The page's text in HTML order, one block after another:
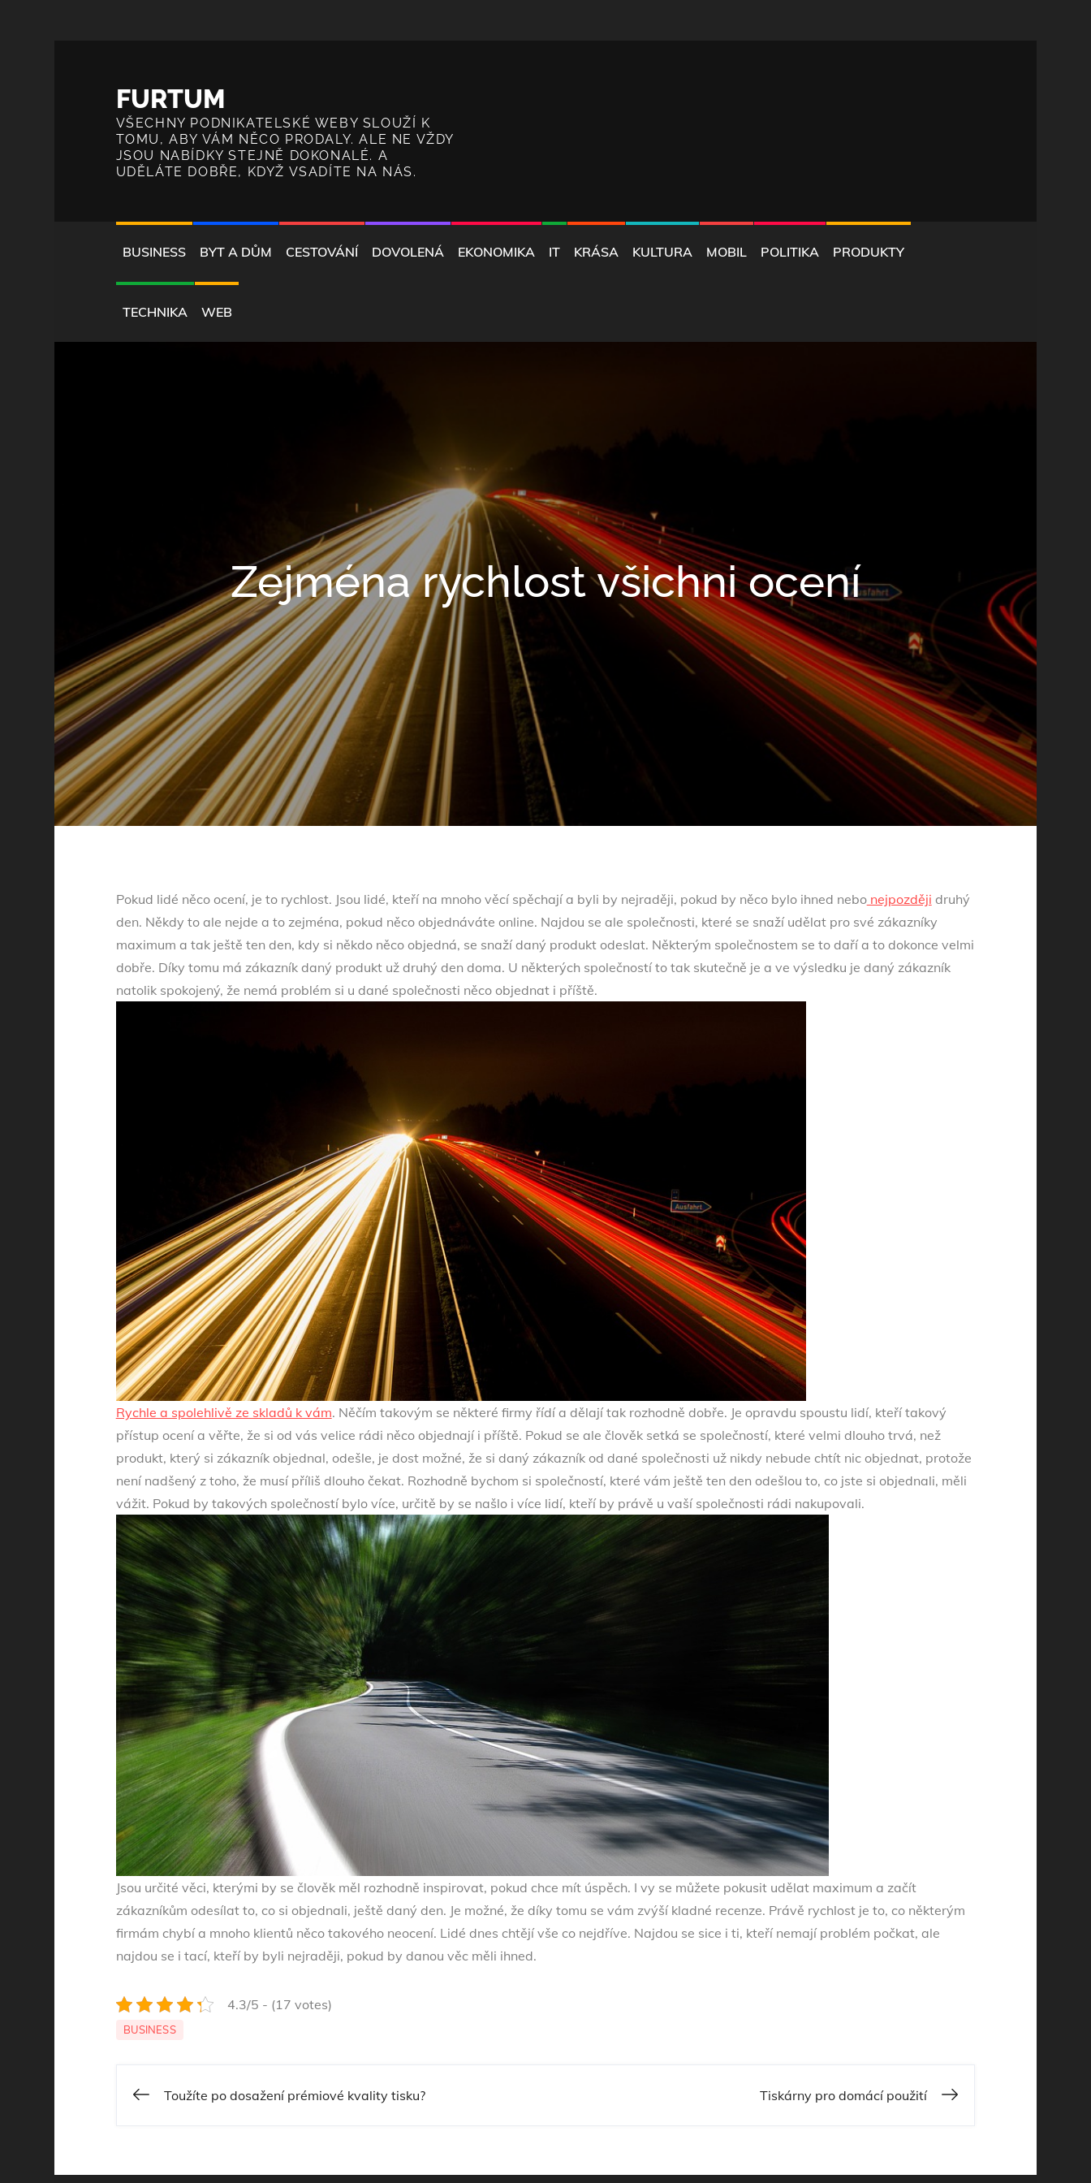
FURTUM
VŠECHNY PODNIKATELSKÉ WEBY SLOUŽÍ K
TOMU, ABY VÁM NĚCO PRODALY. ALE NE VŽDY
JSOU NABÍDKY STEJNĚ DOKONALÉ. A
UDĚLÁTE DOBŘE, KDYŽ VSADÍTE NA NÁS.
BUSINESS BYT A DŮM CESTOVÁNÍ DOVOLENÁ EKONOMIKA IT KRÁSA KULTURA MOBIL POLITIKA PRODUKTY
TECHNIKA WEB
Zejména rychlost všichni ocení
Pokud lidé něco ocení, je to rychlost. Jsou lidé, kteří na mnoho věcí spěchají a byli by nejraději, pokud by něco bylo ihned nebonejpozději druhý
den. Někdy to ale nejde a to zejména, pokud něco objednáváte online. Najdou se ale společnosti, které se snaží udělat pro své zákazníky
maximum a tak ještě ten den, kdy si někdo něco objedná, se snaží daný produkt odeslat. Některým společnostem se to daří a to dokonce velmi
dobře. Díky tomu má zákazník daný produkt už druhý den doma. U některých společností to tak skutečně je a ve výsledku je daný zákazník
natolik spokojený, že nemá problém si u dané společnosti něco objednat i příště.
Rychle a spolehlivě ze skladů k vám. Něčím takovým se některé firmy řídí a dělají tak rozhodně dobře. Je opravdu spoustu lidí, kteří takový
přístup ocení a věřte, že si od vás velice rádi něco objednají i příště. Pokud se ale člověk setká se společností, které velmi dlouho trvá, než
produkt, který si zákazník objednal, odešle, je dost možné, že si daný zákazník od dané společnosti už nikdy nebude chtít nic objednat, protože
není nadšený z toho, že musí příliš dlouho čekat. Rozhodně bychom si společností, které vám ještě ten den odešlou to, co jste si objednali, měli
vážit. Pokud by takových společností bylo více, určitě by se našlo i více lidí, kteří by právě u vaší společnosti rádi nakupovali.
Jsou určité věci, kterými by se člověk měl rozhodně inspirovat, pokud chce mít úspěch. I vy se můžete pokusit udělat maximum a začít
zákazníkům odesílat to, co si objednali, ještě daný den. Je možné, že díky tomu se vám zvýší kladné recenze. Právě rychlost je to, co některým
firmám chybí a mnoho klientů něco takového neocení. Lidé dnes chtějí vše co nejdříve. Najdou se sice i ti, kteří nemají problém počkat, ale
najdou se i tací, kteří by byli nejraději, pokud by danou věc měli ihned.
4.3/5 - (17 votes)
BUSINESS
Navigace
Toužíte po dosažení prémiové kvality tisku? Tiskárny pro domácí použití